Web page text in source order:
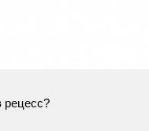
рецесс?